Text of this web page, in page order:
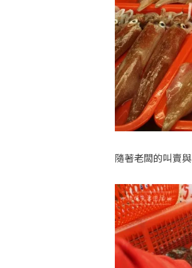
隨著老闆的叫賣